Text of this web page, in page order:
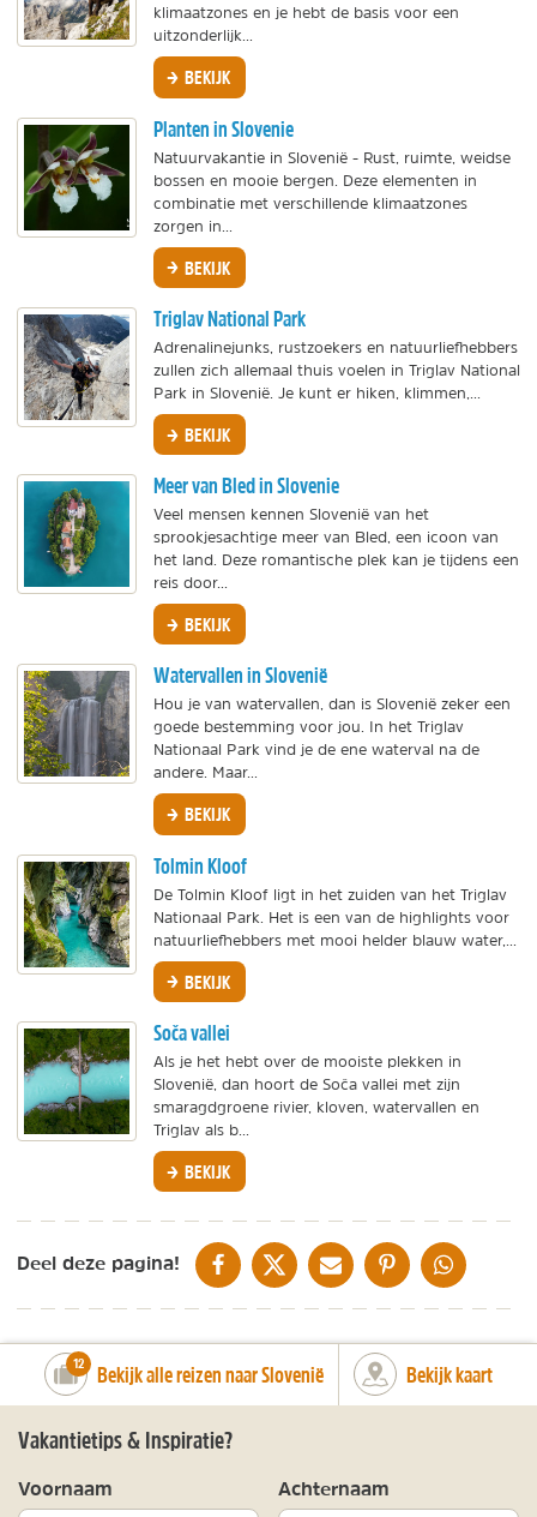
klimaatzones en je hebt de basis voor een
uitzonderlijk...
BEKIJK
Planten in Slovenie
Natuurvakantie in Slovenië - Rust, ruimte, weidse
bossen en mooie bergen. Deze elementen in
combinatie met verschillende klimaatzones
zorgen in...
BEKIJK
Triglav National Park
Adrenalinejunks, rustzoekers en natuurliefhebbers
zullen zich allemaal thuis voelen in Triglav National
Park in Slovenië. Je kunt er hiken, klimmen,...
BEKIJK
Meer van Bled in Slovenie
Veel mensen kennen Slovenië van het
sprookjesachtige meer van Bled, een icoon van
het land. Deze romantische plek kan je tijdens een
reis door...
BEKIJK
Watervallen in Slovenië
Hou je van watervallen, dan is Slovenië zeker een
goede bestemming voor jou. In het Triglav
Nationaal Park vind je de ene waterval na de
andere. Maar...
BEKIJK
Tolmin Kloof
De Tolmin Kloof ligt in het zuiden van het Triglav
Nationaal Park. Het is een van de highlights voor
natuurliefhebbers met mooi helder blauw water,...
BEKIJK
Soča vallei
Als je het hebt over de mooiste plekken in
Slovenië, dan hoort de Soča vallei met zijn
smaragdgroene rivier, kloven, watervallen en
Triglav als b...
BEKIJK
Deel deze pagina! DELEN OP FACEBOOK
DELEN OP XDELEN VIA DE MAIL
DELEN OP PINTEREST
DELEN OP
number_of_trips:
12 Bekijk alle reizen naar Slovenië Bekijk kaart
Vakantietips & Inspiratie?
Voornaam Achternaam